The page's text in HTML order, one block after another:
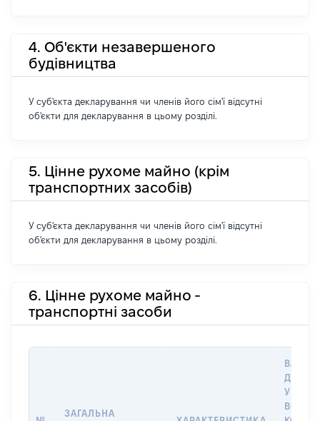
4. Об'єкти незавершеного
будівництва
У суб'єкта декларування чи членів його сім'ї відсутні
об'єкти для декларування в цьому розділі.
5. Цінне рухоме майно (крім
транспортних засобів)
У суб'єкта декларування чи членів його сім'ї відсутні
об'єкти для декларування в цьому розділі.
6. Цінне рухоме майно -
транспортні засоби
ЗАГАЛЬНА
ДАТУ
У